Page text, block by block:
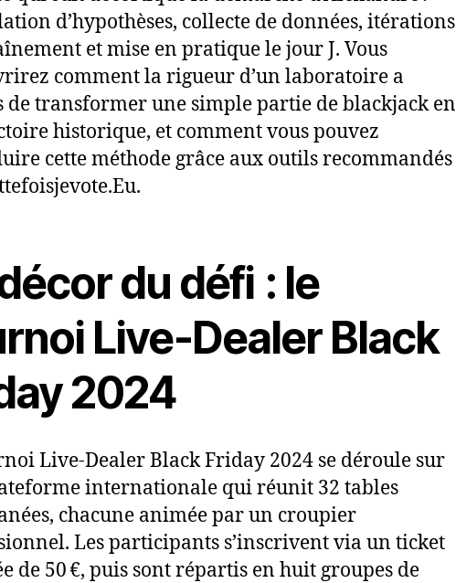
d’hypothèses, collecte de données, itérations
et mise en pratique le jour J. Vous
comment la rigueur d’un laboratoire a
de transformer une simple partie de blackjack en
historique, et comment vous pouvez
cette méthode grâce aux outils recommandés
du défi : le
Live‑Dealer Black
2024
Live‑Dealer Black Friday 2024 se déroule sur
internationale qui réunit 32 tables
chacune animée par un croupier
Les participants s’inscrivent via un ticket
de 50 €, puis sont répartis en huit groupes de